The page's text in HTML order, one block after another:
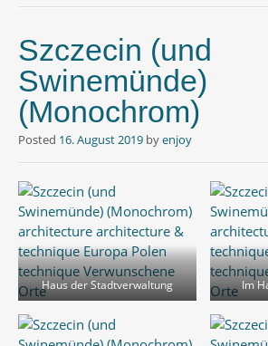
Szczecin (und
Swinemünde)
(Monochrom)
Posted 16. August 2019 byenjoy
Haus der Stadtverwaltung Im